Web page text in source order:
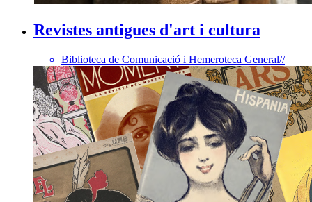
Revistes antigues d'art i cultura
Biblioteca de Comunicació i Hemeroteca General//